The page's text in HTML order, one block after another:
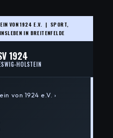
VON 1924 E.V. | SPORT,
IN BREITENFELDE
1924
HOLSTEIN
von 1924 e.V. ›